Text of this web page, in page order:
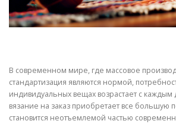
В современном мире, где массовое
стандартизация являются нормой,
индивидуальных вещах возрастает с каждым
вязание на заказ приобретает все большую
становится неотъемлемой частью